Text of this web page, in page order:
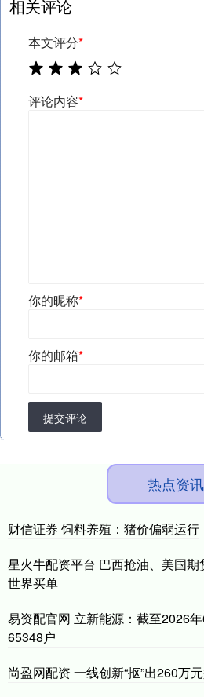
相关评论
本文评分*
评论内容*
你的昵称*
你的邮箱*
提交评论
热点资讯
财信证券 饲料养殖：猪价偏弱运行
星火牛配资平台 巴西抢油、美国
世界买单
易资配官网 立新能源：截至2026
65348户
尚盈网配资 一线创新“抠”出260万